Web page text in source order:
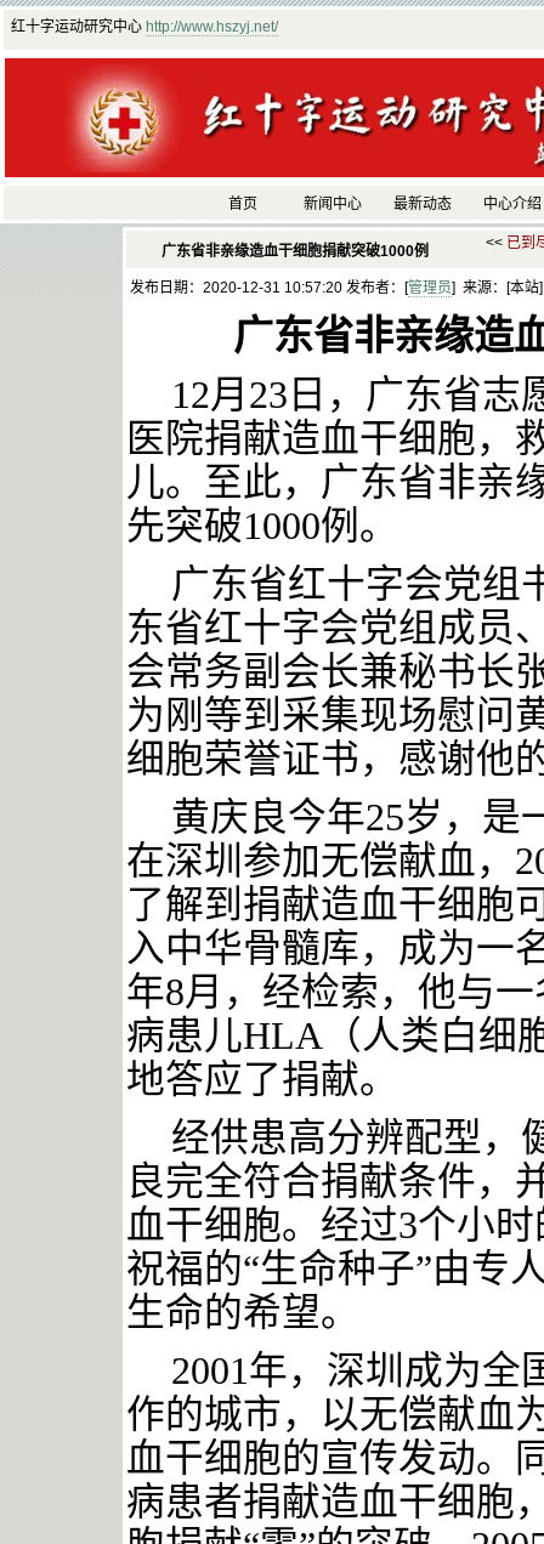
红十字运动研究中心 http://www.hszyj.net/
首页 新闻中心 最新动态 中心介绍
广东省非亲缘造血干细胞捐献突破1000例 << 已到
发布日期：2020-12-31 10:57:20 发布者：[管理员] 来源：[本站
广东省非亲缘造
12月23日，广东省志
医院捐献造血干细胞，
儿。至此，广东省非亲
先突破1000例。
广东省红十字会党组
东省红十字会党组成员
会常务副会长兼秘书长
为刚等到采集现场慰问
细胞荣誉证书，感谢他
黄庆良今年25岁，是
在深圳参加无偿献血，
了解到捐献造血干细胞
入中华骨髓库，成为一
年8月，经检索，他与
病患儿HLA（人类白细
地答应了捐献。
经供患高分辨配型，
良完全符合捐献条件，
血干细胞。经过3个小
祝福的“生命种子”由专
生命的希望。
2001年，深圳成为全
作的城市，以无偿献血
血干细胞的宣传发动。
病患者捐献造血干细胞